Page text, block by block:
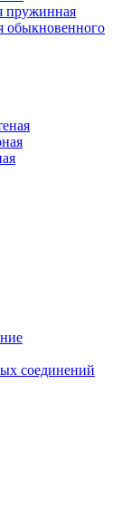
пружинная
обыкновенного
соединений